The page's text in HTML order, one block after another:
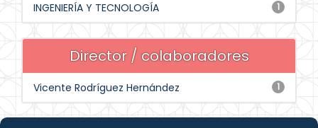
1
INGENIERÍA Y TECNOLOGÍA
Director / colaboradores
1
Vicente Rodríguez Hernández